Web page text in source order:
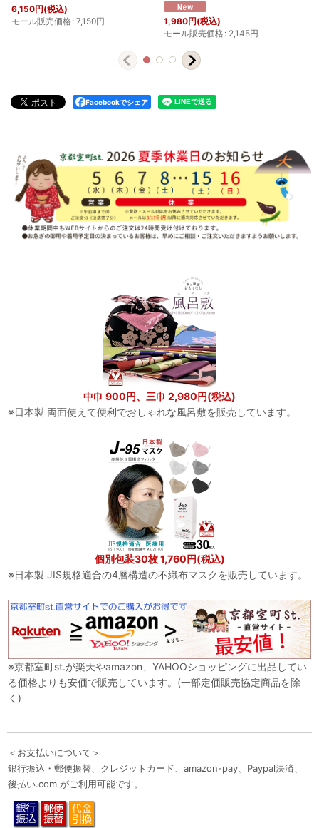
6,150円(税込)
モール販売価格: 7,150円 1,980円(税込)
モール販売価格: 2,145円
Facebookでシェア
中巾 900円、三巾 2,980円(税込)
※日本製 両面使えて便利でおしゃれな風呂敷を販売しています。
個別包装30枚 1,760円(税込)
※日本製 JIS規格適合の4層構造の不織布マスクを販売しています。
※京都室町st.が楽天やamazon、YAHOOショッピングに出品してい
る価格よりも安価で販売しています。(一部定価販売協定商品を除
く)
＜お支払いについて＞
銀行振込・郵便振替、クレジットカード、amazon-pay、Paypal決済、
後払い.com がご利用可能です。